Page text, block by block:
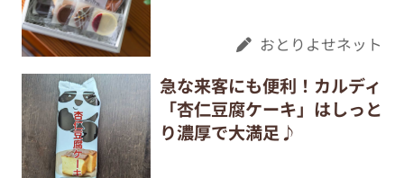
おとりよせネット
急な来客にも便利！カルディ
「杏仁豆腐ケーキ」はしっと
り濃厚で大満足♪